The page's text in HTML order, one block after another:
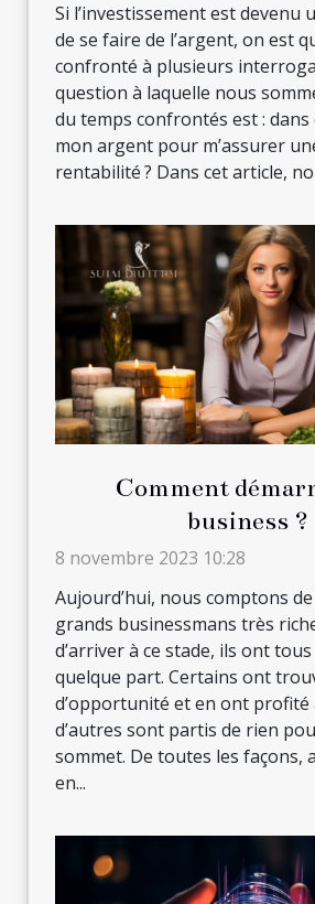
Si l’investissement est devenu
de se faire de l’argent, on est
confronté à plusieurs
question à laquelle nous
du temps confrontés est :
mon argent pour m’assurer
rentabilité ? Dans cet article,
Comment
business ?
8 novembre 2023 10:28
Aujourd’hui, nous comptons
grands businessmans très
d’arriver à ce stade, ils ont
quelque part. Certains ont
d’opportunité et en ont profité
d’autres sont partis de rien
sommet. De toutes les façons,
en...